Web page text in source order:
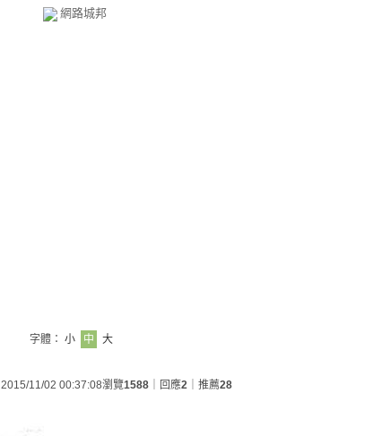
網路城邦
字體： 小 中 大
2015/11/02 00:37:08瀏覽1588 ｜回應2 ｜推薦28